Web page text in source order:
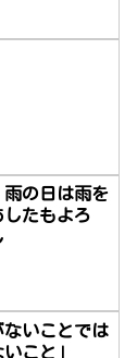
の日は雨を
たもよろ
ないことでは
こと」